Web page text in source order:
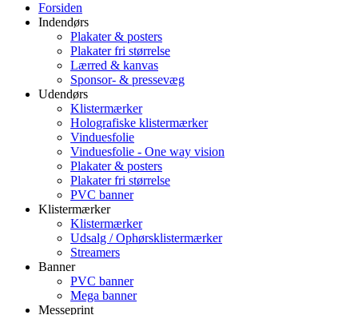
Forsiden
Indendørs
Plakater & posters
Plakater fri størrelse
Lærred & kanvas
Sponsor- & pressevæg
Udendørs
Klistermærker
Holografiske klistermærker
Vinduesfolie
Vinduesfolie - One way vision
Plakater & posters
Plakater fri størrelse
PVC banner
Klistermærker
Klistermærker
Udsalg / Ophørsklistermærker
Streamers
Banner
PVC banner
Mega banner
Messeprint